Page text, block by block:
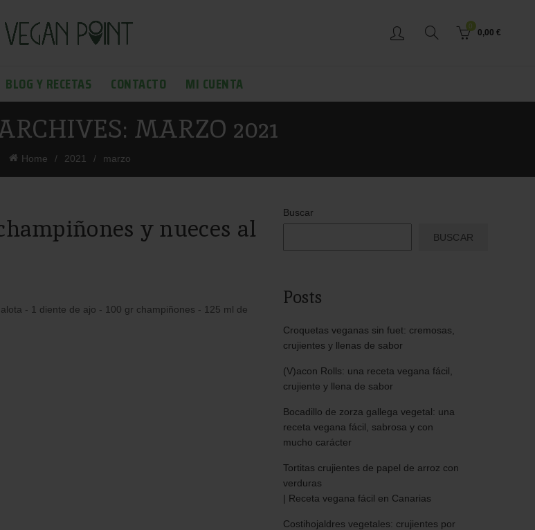
0
0,00 €
BLOG Y RECETAS CONTACTO MI CUENTA
MARZO 2021
Home 2021 marzo
y nueces al
- 1 diente de ajo - 100 gr champiñones - 125 ml de
Buscar
BUSCAR
Posts
Croquetas veganas sin fuet: cremosas,
crujientes y llenas de sabor
(V)acon Rolls: una receta vegana fácil,
crujiente y llena de sabor
Bocadillo de zorza gallega vegetal: una
receta vegana fácil, sabrosa y con
mucho carácter
Tortitas crujientes de papel de arroz con
verduras
| Receta vegana fácil en Canarias
Costihojaldres vegetales: crujientes por